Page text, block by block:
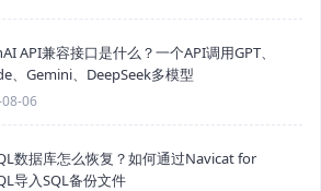
API兼容接口是什么？一个API调用GPT、
、Gemini、DeepSeek多模型
06
数据库怎么恢复？如何通过Navicat for
导入SQL备份文件